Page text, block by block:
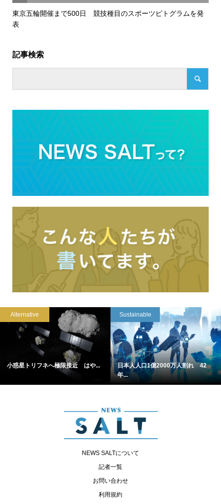
東京五輪開催まで500日 競技種目のスポーツピトグラムを発
表
記事検索
Alternative
小惑星トリフネへ極限接近 はや...
Sustainable
日本人人口1億2000万人割れ 42
年...
NEWS SALTについて
記者一覧
お問い合わせ
利用規約